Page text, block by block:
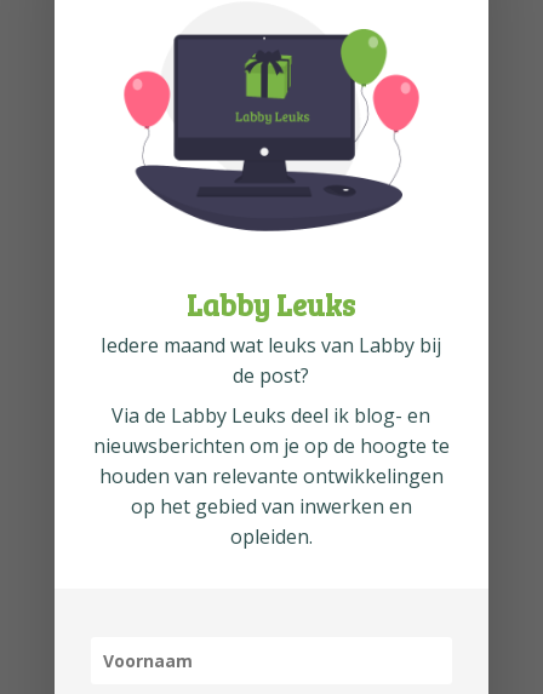
kennis over Scrum. Hij leert niet
alleen zijn team, maar de hele
organisatie hoe je het Scrum
Framework kunt toepassen.
Zoals je ziet, zitten er veel
Meester-Gezel principe, de
kinesthetische leerstijl en de
Agile Scrum ontwikkelmethode.
Relevant of
achterhaald?
Labby Leuks
Iedere maand wat leuks van Labby bij
de post?
Via de Labby Leuks deel ik blog- en
nieuwsberichten om je op de hoogte te
houden van relevante ontwikkelingen
op het gebied van inwerken en
opleiden.